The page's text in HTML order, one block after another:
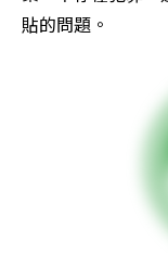
貼的問題。